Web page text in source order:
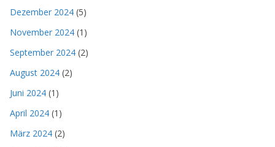
Dezember 2024 (5)
November 2024 (1)
September 2024 (2)
August 2024 (2)
Juni 2024 (1)
April 2024 (1)
März 2024 (2)